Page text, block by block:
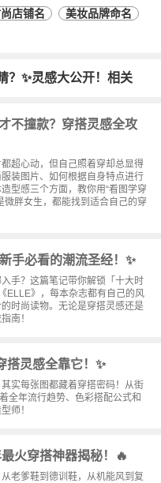
店铺名
美妆品牌命名
？✨灵感大公开！相关
不撞款？穿搭灵感全攻
超心动，但自己照着穿却总显得
装图片、如何根据自身特点进行
型感三个方面，教你用“看图学穿
微胖女生，都能找到适合自己的穿
手必看的潮流圣经！✨
手？这篇笔记带你解锁「十大时
ELLE》，每本杂志都有自己的风
时尚读物。无论是穿搭灵感还是
南！
搭灵感全靠它！✨
实每张图都藏着穿搭密码！从街
全年流行趋势、色彩搭配公式和
师！
火穿搭神器揭秘！🔥
老爹鞋到德训鞋，从机能风到复